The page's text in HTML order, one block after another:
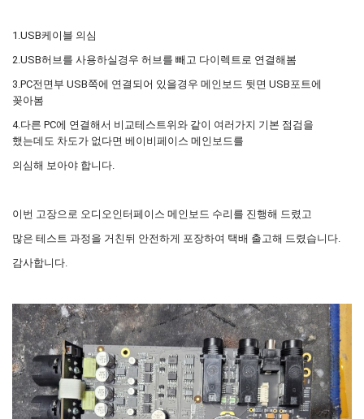
1.USB케이블 의심
2.USB허브를 사용하실경우 허브를 빼고 다이렉트로 연결해봄
3.PC전면부 USB쪽에 연결되어 있을경우 메인보드 뒷면 USB포트에
꽂아봄
4.다른 PC에 연결해서 비교테스트위와 같이 여러가지 기본 점검을
했는데도 차도가 없다면 베이비페이스 메인보드를
의심해 보아야 합니다.
이번 고장으로 오디오인터페이스 메인보드 수리를 진행해 드렸고
많은 테스트 과정을 거친뒤 안전하게 포장하여 택배 출고해 드렸습니다.
감사합니다.